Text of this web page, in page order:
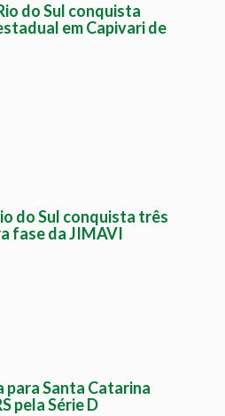
do Sul conquista
em Capivari de
do Sul conquista três
fase da JIMAVI
para Santa Catarina
pela Série D